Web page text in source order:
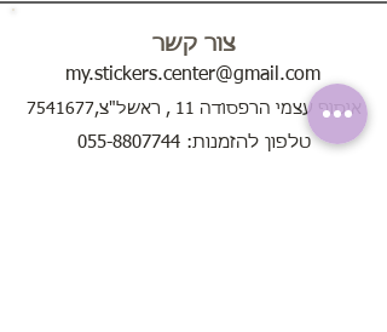
צור קשר
my.stickers.center@gmail.com
טלפון להזמנות: 055-8807744
איסוף עצמי הרפסודה 11 , ראשל"צ,7541677